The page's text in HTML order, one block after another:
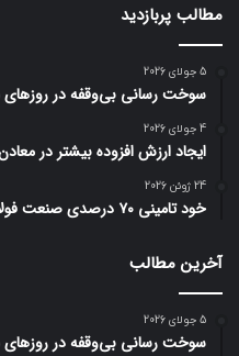
مطالب پربازدید
5 جولای 2026
سوخت رسانی بی‌وقفه در روز‌های
4 جولای 2026
ایجاد ارزش افزوده بیشتر در
24 ژوئن 2026
خود تامینی ۷۰ درصدی صنعت فولاد در بحث انرژی
آخرین مطالب
5 جولای 2026
سوخت رسانی بی‌وقفه در روز‌های